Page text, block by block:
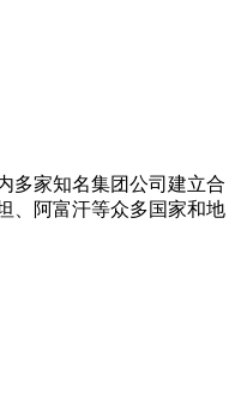
多家知名集团公司建立合
、阿富汗等众多国家和地